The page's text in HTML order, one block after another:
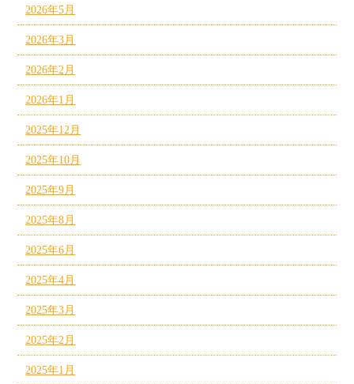
2026年5月
2026年3月
2026年2月
2026年1月
2025年12月
2025年10月
2025年9月
2025年8月
2025年6月
2025年4月
2025年3月
2025年2月
2025年1月